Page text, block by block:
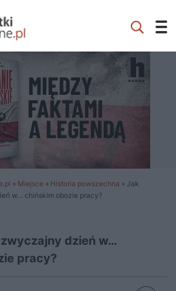
» Miejsce » Historia powszechna » Jak
w… chińskim obozie pracy?
dzień w…
pracy?